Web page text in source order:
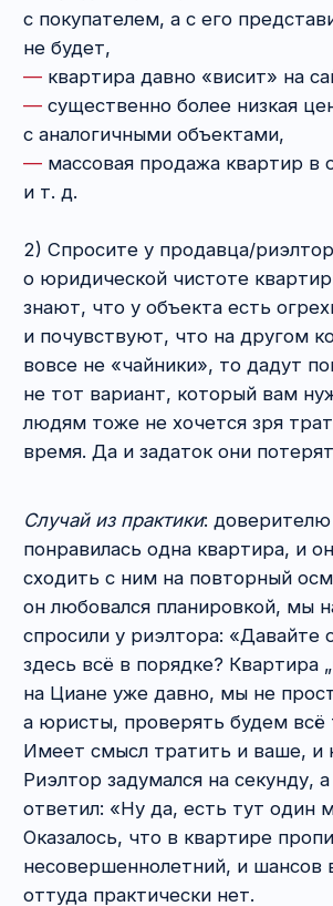
5. Аванс или задаток
за квартиру: в чём
разница и что лучше?
продажи недвижимости не обходится без так
называемого обеспечительного платежа.
Зачем вообще что-то платить заранее? Это
Продавцу при таких условиях комфортней
остановить рекламу и прекратить показывать
квартиру. Покупатель, в свою очередь, может
спокойно заниматься проверкой юридической
чистоты квартиры, не опасаясь, что он сейчас
на это действо деньги потратит, а помещение
обойтись и без этого этапа, если стороны
тут никаких. Только временные и финансовые.
О какой сумме обычно идёт речь?
От 30 000
до 100 000 рублей.
В чём ключевое отличие аванса от задатка?
Аванс подлежит возврату, если всё
отменилось. Задаток же остаётся у продавца
квартиры, если от сделки отказался
покупатель, или возвращается в двойном
размере, если передумал продавец.